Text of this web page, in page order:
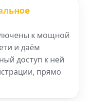
к мощной
и даём
доступ к ней
прямо